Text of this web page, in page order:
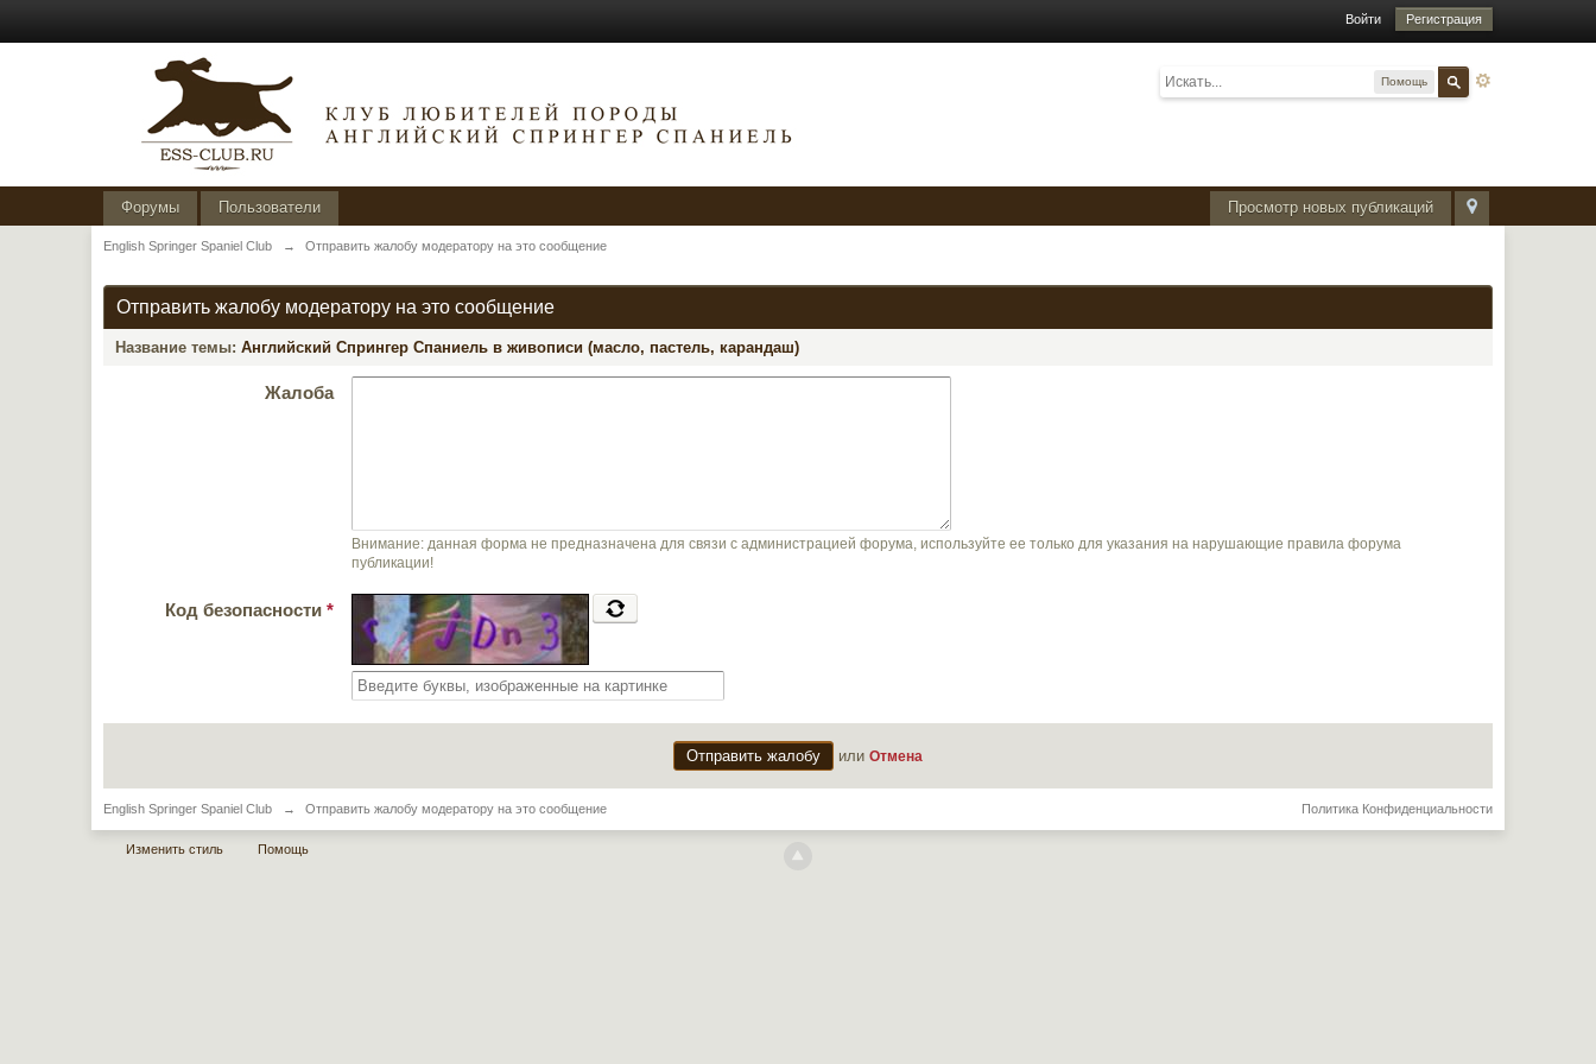
Войти Регистрация
Помощь
Просмотр новых публикаций
Форумы Пользователи
English Springer Spaniel Club → Отправить жалобу модератору на это сообщение
Отправить жалобу модератору на это сообщение
Название темы:Английский Спрингер Спаниель в живописи (масло, пастель, карандаш)
Жалоба
Внимание: данная форма не предназначена для связи с администрацией форума, используйте ее только для указания на нарушающие правила форума
публикации!
Код безопасности*
или Отмена
English Springer Spaniel Club → Отправить жалобу модератору на это сообщение Политика Конфиденциальности
Изменить стиль Помощь